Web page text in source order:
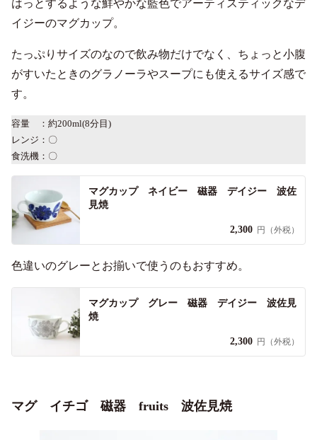
はっとするような鮮やかな藍色でアーティスティックなデ
イジーのマグカップ。
たっぷりサイズのなので飲み物だけでなく、ちょっと小腹
がすいたときのグラノーラやスープにも使えるサイズ感で
す。
容量 ：約200ml(8分目)
レンジ：〇
食洗機：〇
マグカップ ネイビー 磁器 デイジー 波佐
見焼
2,300 円（外税）
色違いのグレーとお揃いで使うのもおすすめ。
マグカップ グレー 磁器 デイジー 波佐見
焼
2,300 円（外税）
マグ イチゴ 磁器 fruits 波佐見焼